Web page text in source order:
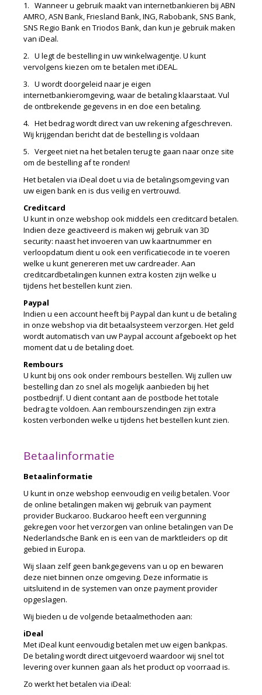
1. Wanneer u gebruik maakt van internetbankieren bij ABN
AMRO, ASN Bank, Friesland Bank, ING, Rabobank, SNS Bank,
SNS Regio Bank en Triodos Bank, dan kun je gebruik maken
van iDeal.
2. U legt de bestelling in uw winkelwagentje. U kunt
vervolgens kiezen om te betalen met iDEAL.
3. U wordt doorgeleid naar je eigen
internetbankieromgeving, waar de betaling klaarstaat. Vul
de ontbrekende gegevens in en doe een betaling.
4. Het bedrag wordt direct van uw rekening afgeschreven.
Wij krijgendan bericht dat de bestelling is voldaan
5. Vergeet niet na het betalen terug te gaan naar onze site
om de bestelling af te ronden!
Het betalen via iDeal doet u via de betalingsomgeving van
uw eigen bank en is dus veilig en vertrouwd.
Creditcard
U kunt in onze webshop ook middels een creditcard betalen.
Indien deze geactiveerd is maken wij gebruik van 3D
security: naast het invoeren van uw kaartnummer en
verloopdatum dient u ook een verificatiecode in te voeren
welke u kunt genereren met uw cardreader. Aan
creditcardbetalingen kunnen extra kosten zijn welke u
tijdens het bestellen kunt zien.
Paypal
Indien u een account heeft bij Paypal dan kunt u de betaling
in onze webshop via dit betaalsysteem verzorgen. Het geld
wordt automatisch van uw Paypal account afgeboekt op het
moment dat u de betaling doet.
Rembours
U kunt bij ons ook onder rembours bestellen. Wij zullen uw
bestelling dan zo snel als mogelijk aanbieden bij het
postbedrijf. U dient contant aan de postbode het totale
bedrag te voldoen. Aan rembourszendingen zijn extra
kosten verbonden welke u tijdens het bestellen kunt zien.
Betaalinformatie
Betaalinformatie
U kunt in onze webshop eenvoudig en veilig betalen. Voor
de online betalingen maken wij gebruik van payment
provider Buckaroo. Buckaroo heeft een vergunning
gekregen voor het verzorgen van online betalingen van De
Nederlandsche Bank en is een van de marktleiders op dit
gebied in Europa.
Wij slaan zelf geen bankgegevens van u op en bewaren
deze niet binnen onze omgeving. Deze informatie is
uitsluitend in de systemen van onze payment provider
opgeslagen.
Wij bieden u de volgende betaalmethoden aan:
iDeal
Met iDeal kunt eenvoudig betalen met uw eigen bankpas.
De betaling wordt direct uitgevoerd waardoor wij snel tot
levering over kunnen gaan als het product op voorraad is.
Zo werkt het betalen via iDeal: